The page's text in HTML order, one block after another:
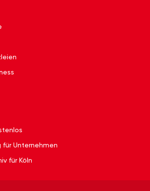
für Unternehmen
für Köln